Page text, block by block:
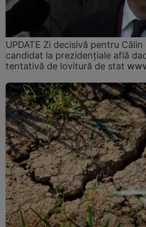
UPDATE Zi decisivă pentru
candidat la prezidențiale află
tentativă de lovitură de stat